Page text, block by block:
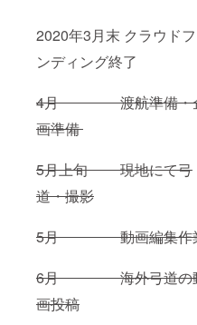
2020年3月末 クラウド
ンディング終了
4月 渡航準備・
画準備
5月上旬 現地にて弓
道・撮影
5月 動画編集作
6月 海外弓道の
画投稿